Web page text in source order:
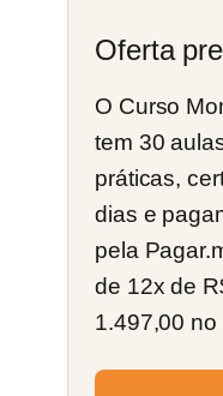
Oferta
O Curso
tem 30
práticas,
dias e
pela
de 12x de
1.497,00 no